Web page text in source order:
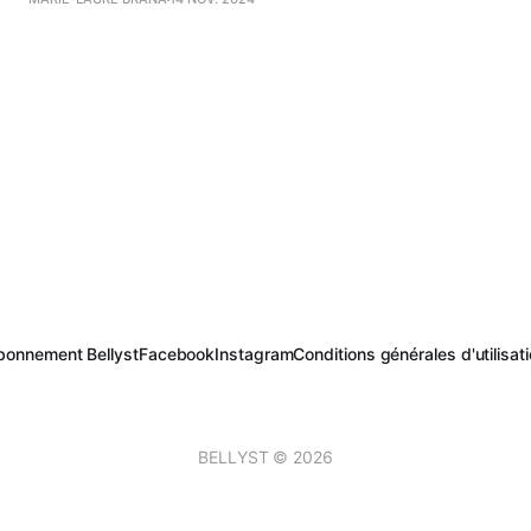
BellystFacebookInstagramConditions générales
BELLYST © 2026